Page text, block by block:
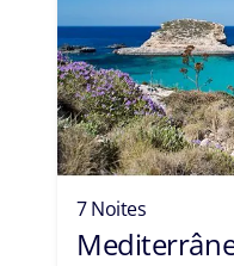
7 Noites